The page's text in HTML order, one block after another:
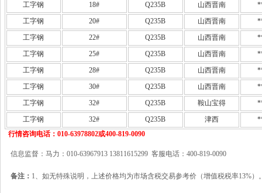
工字钢
18# Q235B 山西晋南
工字钢
20# Q235B 山西晋南
工字钢
22# Q235B 山西晋南
工字钢
25# Q235B 山西晋南
工字钢
28# Q235B 山西晋南
工字钢
30# Q235B 山西晋南
工字钢
32# Q235B 鞍山宝得
工字钢
32# Q235B 津西
行情咨询电话：010-63978802或400-819-0090
信息监督：马力：010-63967913 13811615299 客服电话：400-819-0090
备注： 1、如无特殊说明，上述价格均为市场含税交易参考价（增值税税率13%）